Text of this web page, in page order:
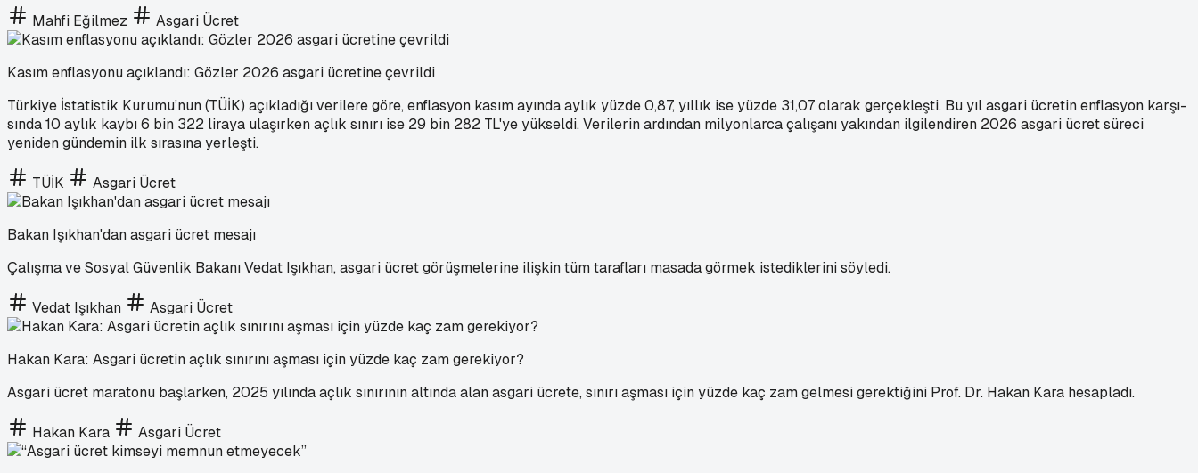
Mahfi Eğilmez Asgari Ücret
Kasım enflasyonu açıklandı: Gözler 2026 asgari ücretine çevrildi
Türkiye İstatistik Kurumu’nun (TÜİK) açıkladığı verilere göre, enflasyon kasım ayında aylık yüzde 0,87, yıllık ise yüzde 31,07 olarak gerçekleşti. Bu yıl asgari ücretin enflasyon karşı­
sında 10 aylık kaybı 6 bin 322 liraya ulaşırken açlık sınırı ise 29 bin 282 TL'ye yükseldi. Verilerin ardından milyonlarca çalışanı yakından ilgilendiren 2026 asgari ücret süreci
yeniden gündemin ilk sırasına yerleşti.
TÜİK Asgari Ücret
Bakan Işıkhan'dan asgari ücret mesajı
Çalışma ve Sosyal Güvenlik Bakanı Vedat Işıkhan, asgari ücret görüşmelerine ilişkin tüm tarafları masada görmek istediklerini söyledi.
Vedat Işıkhan Asgari Ücret
Hakan Kara: Asgari ücretin açlık sınırını aşması için yüzde kaç zam gerekiyor?
Asgari ücret maratonu başlarken, 2025 yılında açlık sınırının altında alan asgari ücrete, sınırı aşması için yüzde kaç zam gelmesi gerektiğini Prof. Dr. Hakan Kara hesapladı.
Hakan Kara Asgari Ücret